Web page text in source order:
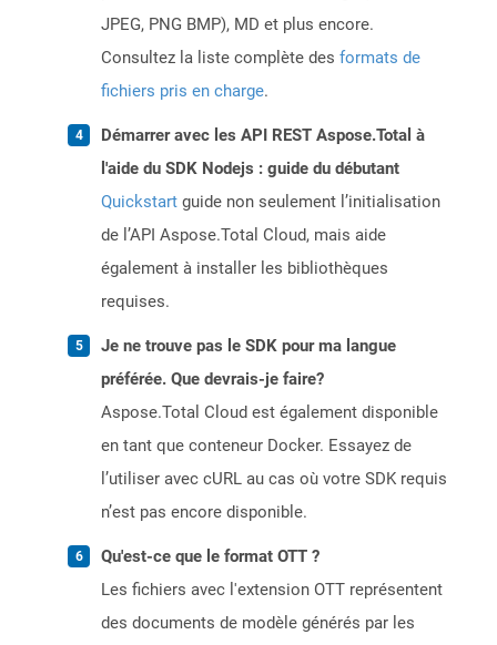
JPEG, PNG BMP), MD et plus encore.
Consultez la liste complète des formats de
fichiers pris en charge.
Démarrer avec les API REST Aspose.Total à
l'aide du SDK Nodejs : guide du débutant
Quickstart guide non seulement l’initialisation
de l’API Aspose.Total Cloud, mais aide
également à installer les bibliothèques
requises.
Je ne trouve pas le SDK pour ma langue
préférée. Que devrais-je faire?
Aspose.Total Cloud est également disponible
en tant que conteneur Docker. Essayez de
l’utiliser avec cURL au cas où votre SDK requis
n’est pas encore disponible.
Qu'est-ce que le format OTT ?
Les fichiers avec l'extension OTT représentent
des documents de modèle générés par les